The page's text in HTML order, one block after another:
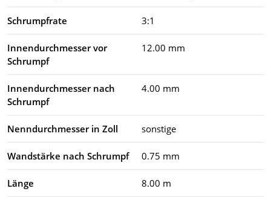
Schrumpfrate 3:1
Innendurchmesser vor
Schrumpf
12.00 mm
Innendurchmesser nach
Schrumpf
4.00 mm
Nenndurchmesser in Zoll sonstige
Wandstärke nach Schrumpf 0.75 mm
Länge 8.00 m